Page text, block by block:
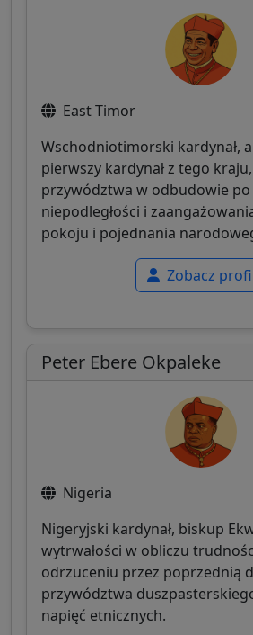
East Timor
Wschodniotimorski kardynał,
pierwszy kardynał z tego
przywództwa w odbudowie po
niepodległości i
pokoju i pojednania
Zobacz
Peter Ebere Okpaleke
Nigeria
Nigeryjski kardynał, biskup
wytrwałości w obliczu
odrzuceniu przez poprzednią
przywództwa
napięć etnicznych.